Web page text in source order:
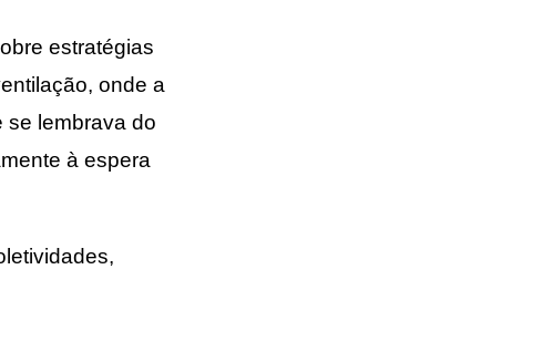
estratégias
onde a
se lembrava do
à espera